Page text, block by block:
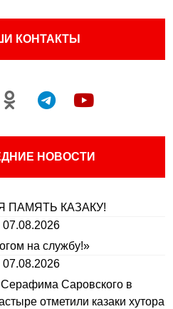
КОНТАКТЫ
НОВОСТИ
ПАМЯТЬ КАЗАКУ!
07.08.2026
на службу!»
07.08.2026
Саровского в
отметили казаки хутора